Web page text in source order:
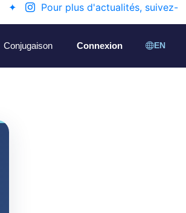
✦
Pour plus d'actualités, suivez-
Conjugaison Connexion EN